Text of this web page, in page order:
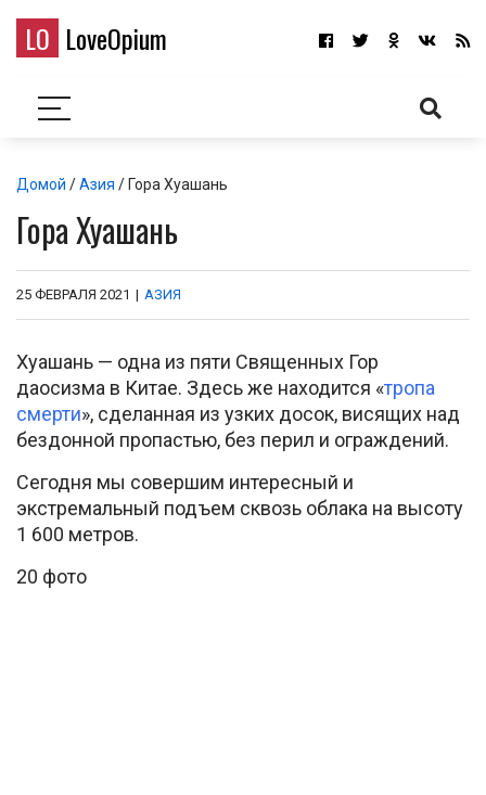
LO LoveOpium
Домой /Азия / Гора Хуашань
Гора Хуашань
25 ФЕВРАЛЯ 2021 | АЗИЯ
Хуашань — одна из пяти Священных Гор
даосизма в Китае. Здесь же находится «тропа
смерти», сделанная из узких досок, висящих над
бездонной пропастью, без перил и ограждений.
Сегодня мы совершим интересный и
экстремальный подъем сквозь облака на высоту
1 600 метров.
20 фото